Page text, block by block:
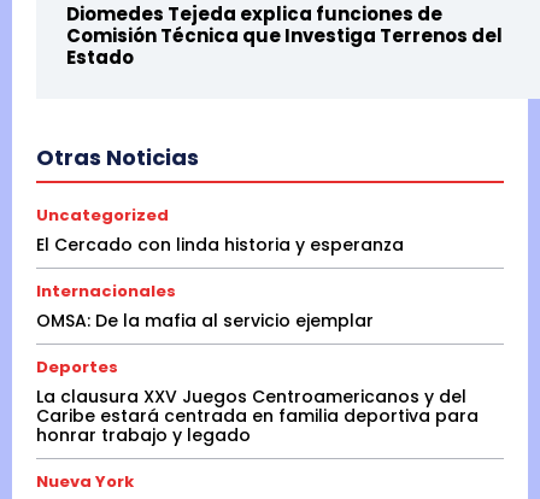
Diomedes Tejeda explica funciones de
Comisión Técnica que Investiga Terrenos del
Estado
Otras Noticias
Uncategorized
El Cercado con linda historia y esperanza
Internacionales
OMSA: De la mafia al servicio ejemplar
Deportes
La clausura XXV Juegos Centroamericanos y del
Caribe estará centrada en familia deportiva para
honrar trabajo y legado
Nueva York